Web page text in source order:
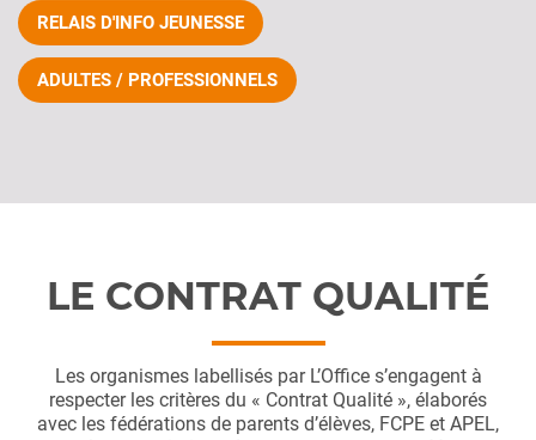
RELAIS D'INFO JEUNESSE
ADULTES / PROFESSIONNELS
LE CONTRAT QUALITÉ
Les organismes labellisés par L’Office s’engagent à
respecter les critères du « Contrat Qualité », élaborés
avec les fédérations de parents d’élèves, FCPE et APEL,